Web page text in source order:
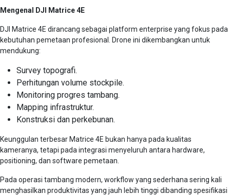
Mengenal DJI Matrice 4E
DJI Matrice 4E dirancang sebagai platform enterprise yang fokus pada
kebutuhan pemetaan profesional. Drone ini dikembangkan untuk
mendukung:
Survey topografi.
Perhitungan volume stockpile.
Monitoring progres tambang.
Mapping infrastruktur.
Konstruksi dan perkebunan.
Keunggulan terbesar Matrice 4E bukan hanya pada kualitas
kameranya, tetapi pada integrasi menyeluruh antara hardware,
positioning, dan software pemetaan.
Pada operasi tambang modern, workflow yang sederhana sering kali
menghasilkan produktivitas yang jauh lebih tinggi dibanding spesifikasi